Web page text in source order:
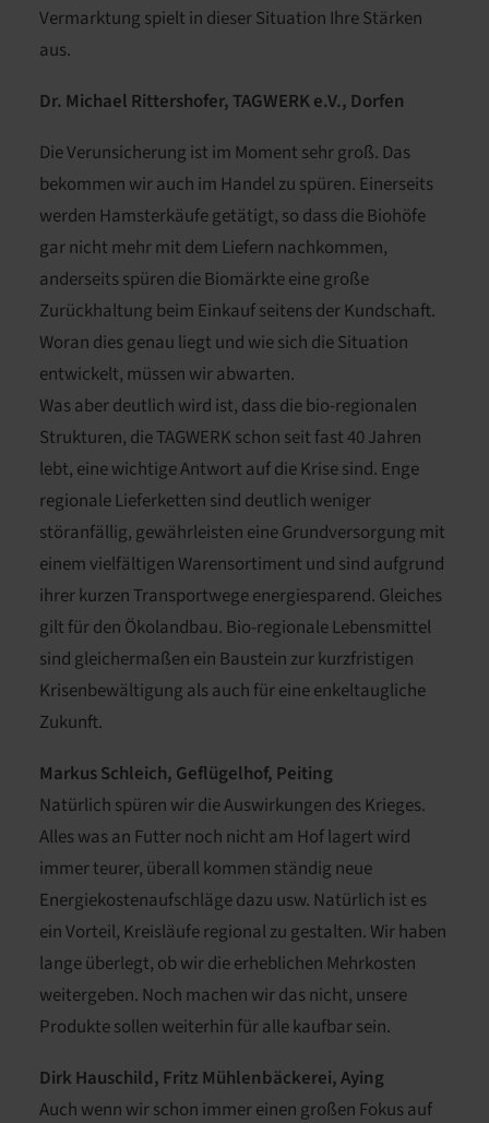
Vermarktung spielt in dieser Situation Ihre Stärken
aus.
Dr. Michael Rittershofer, TAGWERK e.V., Dorfen
Die Verunsicherung ist im Moment sehr groß. Das
bekommen wir auch im Handel zu spüren. Einerseits
werden Hamsterkäufe getätigt, so dass die Biohöfe
gar nicht mehr mit dem Liefern nachkommen,
anderseits spüren die Biomärkte eine große
Zurückhaltung beim Einkauf seitens der Kundschaft.
Woran dies genau liegt und wie sich die Situation
entwickelt, müssen wir abwarten.
Was aber deutlich wird ist, dass die bio-regionalen
Strukturen, die TAGWERK schon seit fast 40 Jahren
lebt, eine wichtige Antwort auf die Krise sind. Enge
regionale Lieferketten sind deutlich weniger
störanfällig, gewährleisten eine Grundversorgung mit
einem vielfältigen Warensortiment und sind aufgrund
ihrer kurzen Transportwege energiesparend. Gleiches
gilt für den Ökolandbau. Bio-regionale Lebensmittel
sind gleichermaßen ein Baustein zur kurzfristigen
Krisenbewältigung als auch für eine enkeltaugliche
Zukunft.
Markus Schleich, Geflügelhof, Peiting
Natürlich spüren wir die Auswirkungen des Krieges.
Alles was an Futter noch nicht am Hof lagert wird
immer teurer, überall kommen ständig neue
Energiekostenaufschläge dazu usw. Natürlich ist es
ein Vorteil, Kreisläufe regional zu gestalten. Wir haben
lange überlegt, ob wir die erheblichen Mehrkosten
weitergeben. Noch machen wir das nicht, unsere
Produkte sollen weiterhin für alle kaufbar sein.
Dirk Hauschild, Fritz Mühlenbäckerei, Aying
Auch wenn wir schon immer einen großen Fokus auf